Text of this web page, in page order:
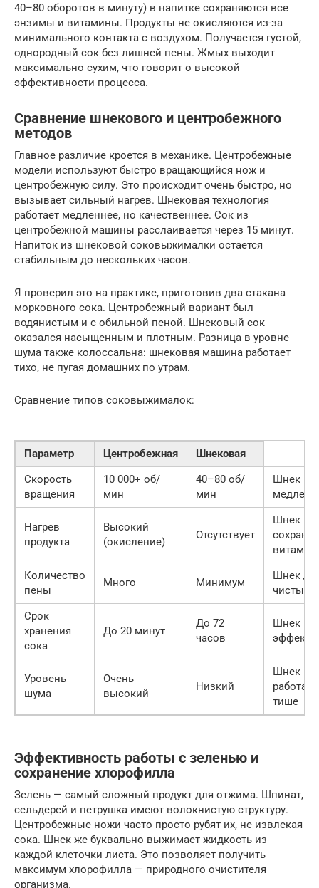
40–80 оборотов в минуту) в напитке сохраняются все
энзимы и витамины. Продукты не окисляются из-за
минимального контакта с воздухом. Получается густой,
однородный сок без лишней пены. Жмых выходит
максимально сухим, что говорит о высокой
эффективности процесса.
Сравнение шнекового и центробежного
методов
Главное различие кроется в механике. Центробежные
модели используют быстро вращающийся нож и
центробежную силу. Это происходит очень быстро, но
вызывает сильный нагрев. Шнековая технология
работает медленнее, но качественнее. Сок из
центробежной машины расслаивается через 15 минут.
Напиток из шнековой соковыжималки остается
стабильным до нескольких часов.
Я проверил это на практике, приготовив два стакана
морковного сока. Центробежный вариант был
водянистым и с обильной пеной. Шнековый сок
оказался насыщенным и плотным. Разница в уровне
шума также колоссальна: шнековая машина работает
тихо, не пугая домашних по утрам.
Сравнение типов соковыжималок:
Параметр Центробежная
Шнековая
Скорость
вращения
10 000+ об/
мин
40–80 об/
мин
Шнек
Нагрев
продукта
Высокий
(окисление)
Отсутствует
Шнек
Количество
пены
Много Минимум
Шнек
чистый
Срок
хранения
сока
До 20 минут
До 72
часов
Шнек
Уровень
шума
Очень
высокий
Низкий
Шнек
работает
тише
Эффективность работы с зеленью и
сохранение хлорофилла
Зелень — самый сложный продукт для отжима. Шпинат,
сельдерей и петрушка имеют волокнистую структуру.
Центробежные ножи часто просто рубят их, не извлекая
сока. Шнек же буквально выжимает жидкость из
каждой клеточки листа. Это позволяет получить
максимум хлорофилла — природного очистителя
организма.